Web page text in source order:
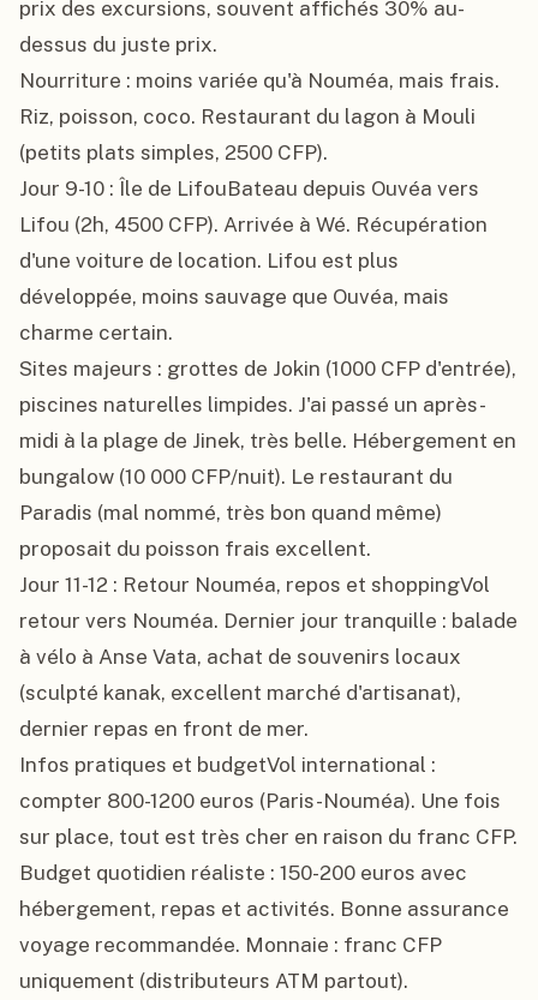
prix des excursions, souvent affichés 30% au-
dessus du juste prix.
Nourriture : moins variée qu'à Nouméa, mais frais.
Riz, poisson, coco. Restaurant du lagon à Mouli
(petits plats simples, 2500 CFP).
Jour 9-10 : Île de LifouBateau depuis Ouvéa vers
Lifou (2h, 4500 CFP). Arrivée à Wé. Récupération
d'une voiture de location. Lifou est plus
développée, moins sauvage que Ouvéa, mais
charme certain.
Sites majeurs : grottes de Jokin (1000 CFP d'entrée),
piscines naturelles limpides. J'ai passé un après-
midi à la plage de Jinek, très belle. Hébergement en
bungalow (10 000 CFP/nuit). Le restaurant du
Paradis (mal nommé, très bon quand même)
proposait du poisson frais excellent.
Jour 11-12 : Retour Nouméa, repos et shoppingVol
retour vers Nouméa. Dernier jour tranquille : balade
à vélo à Anse Vata, achat de souvenirs locaux
(sculpté kanak, excellent marché d'artisanat),
dernier repas en front de mer.
Infos pratiques et budgetVol international :
compter 800-1200 euros (Paris-Nouméa). Une fois
sur place, tout est très cher en raison du franc CFP.
Budget quotidien réaliste : 150-200 euros avec
hébergement, repas et activités. Bonne assurance
voyage recommandée. Monnaie : franc CFP
uniquement (distributeurs ATM partout).